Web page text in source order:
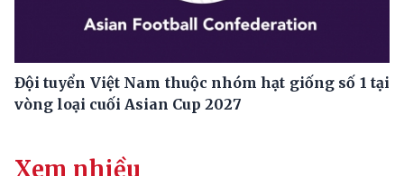
Đội tuyển Việt Nam thuộc nhóm hạt giống số 1 tại
vòng loại cuối Asian Cup 2027
Xem nhiều